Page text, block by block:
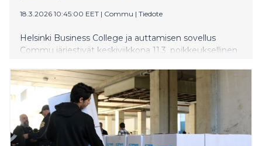
18.3.2026 10:45:00 EET | Commu | Tiedote
Helsinki Business College ja auttamisen sovellus
Commu järjestivät keskiviikkona 11.3. poikkeuksellinen
opiskelijaa osallistui vapaaehtoistoimintaan eri puolilla
pääkaupunkiseutua. Monille päivä oli heidän elämänsä
ensimmäinen kokemus vapaaehtoistyöstä, vieläpä
vieraassa maassa.